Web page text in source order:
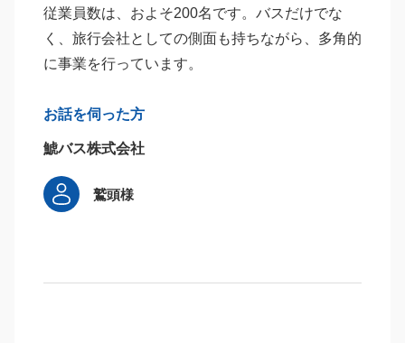
従業員数は、およそ200名です。バスだけでな
く、旅行会社としての側面も持ちながら、多角的
に事業を行っています。
お話を伺った方
鯱バス株式会社
鷲頭様